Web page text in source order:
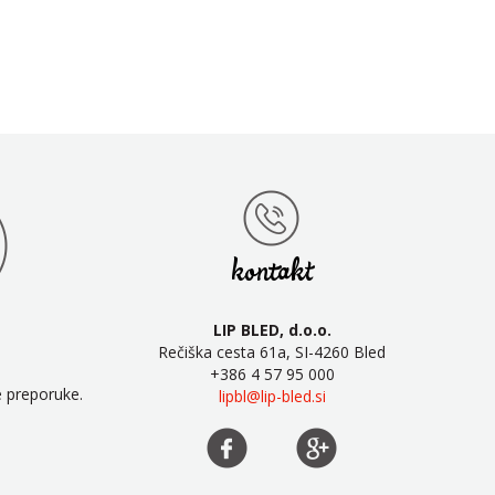
preporuke.
kontakt
LIP BLED, d.o.o.
Rečiška cesta 61a, SI-4260 Bled
+386 4 57 95 000
lipbl@lip-bled.si